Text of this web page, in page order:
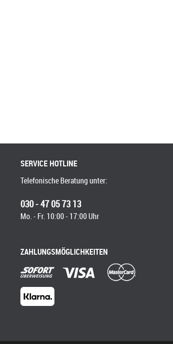
SERVICE HOTLINE
Telefonische Beratung unter:
030 - 47 05 73 13
Mo. - Fr. 10:00 - 17:00 Uhr
ZAHLUNGSMÖGLICHKEITEN